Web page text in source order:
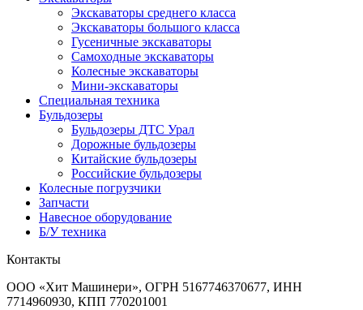
Экскаваторы среднего класса
Экскаваторы большого класса
Гусеничные экскаваторы
Самоходные экскаваторы
Колесные экскаваторы
Мини-экскаваторы
Специальная техника
Бульдозеры
Бульдозеры ДТС Урал
Дорожные бульдозеры
Китайские бульдозеры
Российские бульдозеры
Колесные погрузчики
Запчасти
Навесное оборудование
Б/У техника
Контакты
ООО «Хит Машинери», ОГРН 5167746370677, ИНН
7714960930, КПП 770201001